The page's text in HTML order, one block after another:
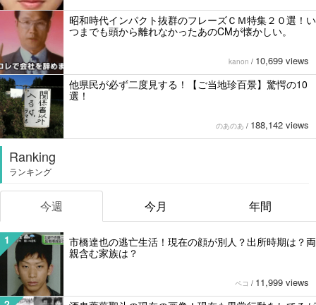
昭和時代インパクト抜群のフレーズＣＭ特集２０選！い
つまでも頭から離れなかったあのCMが懐かしい。
kanon / 10,699 views
他県民が必ず二度見する！【ご当地珍百景】驚愕の10
選！
のあのあ / 188,142 views
Ranking
ランキング
今週 今月 年間
1
市橋達也の逃亡生活！現在の顔が別人？出所時期は？両
親含む家族は？
ペコ / 11,999 views